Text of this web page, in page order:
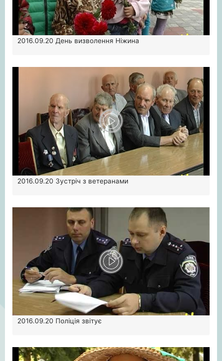
2016.09.20 День визволення Ніжина
2016.09.20 Зустріч з ветеранами
2016.09.20 Поліція звітує